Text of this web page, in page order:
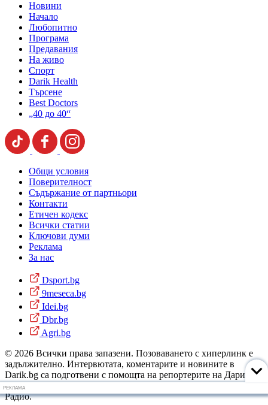
Новини
Начало
Любопитно
Програма
Предавания
На живо
Спорт
Darik Health
Търсене
Best Doctors
„40 до 40“
Общи условия
Поверителност
Съдържание от партньори
Контакти
Етичен кодекс
Всички статии
Ключови думи
Реклама
За нас
Dsport.bg
9meseca.bg
Idei.bg
Dbr.bg
Agri.bg
© 2026 Всички права запазени. Позоваването с хиперлинк е
задължително. Интервютата, коментарите и новините в
Darik.bg са подготвени с помощта на репортерите на Дарик
Радио и новинарските емисии на радиото. Снимки: Дарик
Радио.
РЕКЛАМА